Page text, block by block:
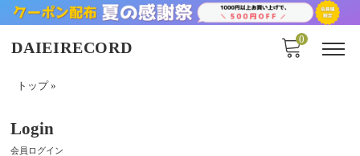
DAIEIRECORD 0
トップ»
Login
会員ログイン